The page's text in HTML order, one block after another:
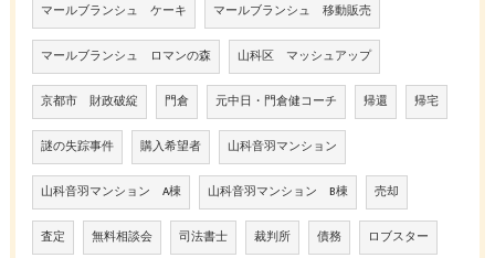
マールブランシュ ケーキ マールブランシュ 移動販売
マールブランシュ ロマンの森 山科区 マッシュアップ
京都市 財政破綻 門倉 元中日・門倉健コーチ 帰還 帰宅
謎の失踪事件 購入希望者 山科音羽マンション
山科音羽マンション A棟 山科音羽マンション B棟 売却
査定 無料相談会 司法書士 裁判所 債務 ロブスター